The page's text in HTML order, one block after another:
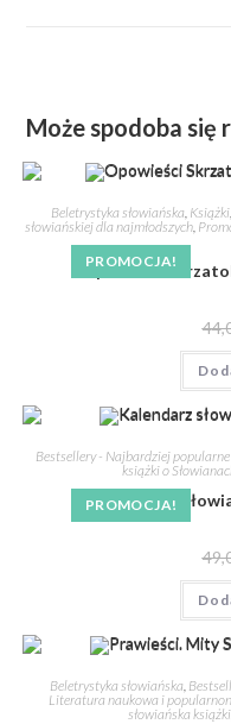
Może spodoba się
PROMOCJA!
Beletrystyka słowiańska Książki
słowiańskiej dla najmłodszych,
Opowieści
PROMOCJA!
Bestsellery - Najbardziej
książki o
Kalendarz
Beletrystyka słowiańska
Literatura naukowa i
słowiańska książki,